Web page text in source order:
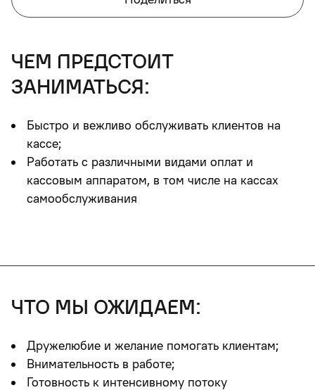
чем предстоит
заниматься:
Быстро и вежливо обслуживать клиентов на
кассе;
Работать с различными видами оплат и
кассовым аппаратом, в том числе на кассах
самообслуживания
что мы ожидаем:
Дружелюбие и желание помогать клиентам;
Внимательность в работе;
Готовность к интенсивному потоку